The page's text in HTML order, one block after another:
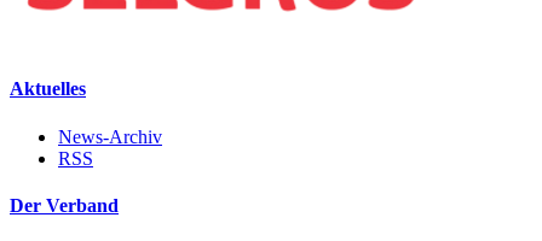
Aktuelles
News-Archiv
RSS
Der Verband